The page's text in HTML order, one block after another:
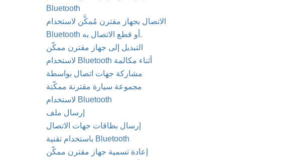
Bluetooth
الاتصال بجهاز مقترن مُمكَّن لاستخدام
Bluetooth أو قطع الاتصال به.
التبديل إلى جهاز مقترن ممكّن
لاستخدام Bluetooth أثناء مكالمة
مشاركة جهات اتصال بواسطة
مجموعة سيارة مقترنة ممكّنة
لاستخدام Bluetooth
إرسال ملف
إرسال بطاقات جهات الاتصال
باستخدام تقنية Bluetooth
إعادة تسمية جهاز مقترن ممكّن